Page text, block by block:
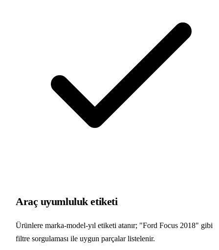
Araç uyumluluk etiketi
Ürünlere marka-model-yıl etiketi atanır; "Ford Focus 2018" gibi
filtre sorgulaması ile uygun parçalar listelenir.